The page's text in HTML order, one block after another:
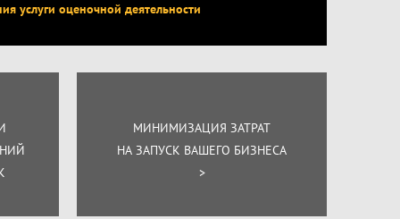
услуги оценочной деятельности
МИНИМИЗАЦИЯ ЗАТРАТ
НА ЗАПУСК ВАШЕГО БИЗНЕСА
>